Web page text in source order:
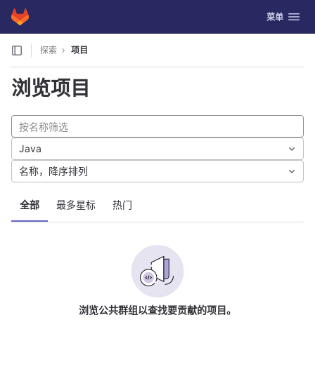
Skip to content
GitLab 切换导航
菜单
探索 项目
浏览项目
全部 最多星标 热门
Java
名称，降序排列
浏览公共群组以查找要贡献的项目。